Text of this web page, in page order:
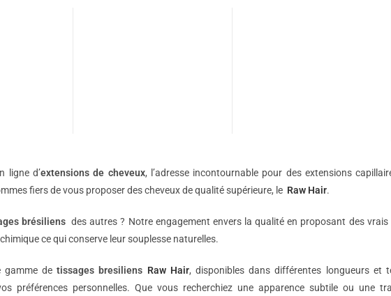
ligne d’extensions de cheveux, l’adresse incontournable pour des extensions
fiers de vous proposer des cheveux de qualité supérieure, le Raw Hair.
brésiliensdes autres ? Notre engagement envers la qualité en proposant des vrais
ce qui conserve leur souplesse naturelles.
gamme detissages bresiliens Raw Hair, disponibles dans différentes longueurs et
préférences personnelles. Que vous recherchiez une apparence subtile ou une